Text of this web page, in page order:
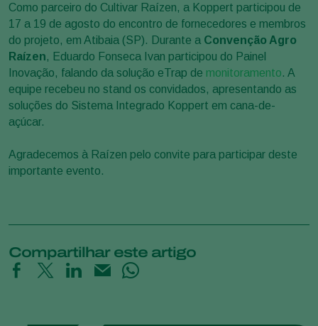
Como parceiro do Cultivar Raízen, a Koppert participou de
17 a 19 de agosto do encontro de fornecedores e membros
do projeto, em Atibaia (SP). Durante a Convenção Agro
Raízen, Eduardo Fonseca Ivan participou do Painel
Inovação, falando da solução eTrap de monitoramento. A
equipe recebeu no stand os convidados, apresentando as
soluções do Sistema Integrado Koppert em cana-de-
açúcar.
Agradecemos à Raízen pelo convite para participar deste
importante evento.
Compartilhar este artigo